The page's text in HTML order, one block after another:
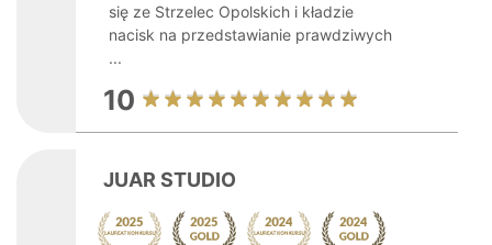
się ze Strzelec Opolskich i kładzie
nacisk na przedstawianie prawdziwych
...
10
JUAR STUDIO